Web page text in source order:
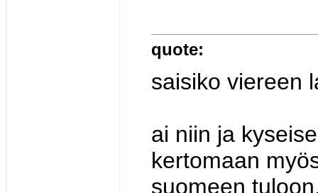
quote:
saisiko viereen
ai niin ja
kertomaan
suomeen